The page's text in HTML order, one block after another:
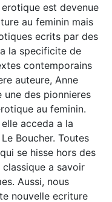
est devenue
au feminin mais
ecrits par des
la specificite de
contemporains
auteure, Anne
une des pionnieres
au feminin.
acceda a la
Boucher. Toutes
se hisse hors des
a savoir
Aussi, nous
nouvelle ecriture